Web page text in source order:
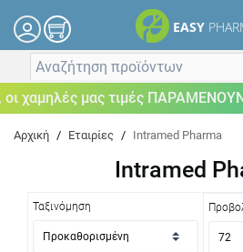
EASY
χαμηλές μας τιμές ΠΑΡΑΜΕΝΟΥΝ!
Αρχική / Εταιρίες / Intramed Pharma
Intramed
Ταξινόμηση